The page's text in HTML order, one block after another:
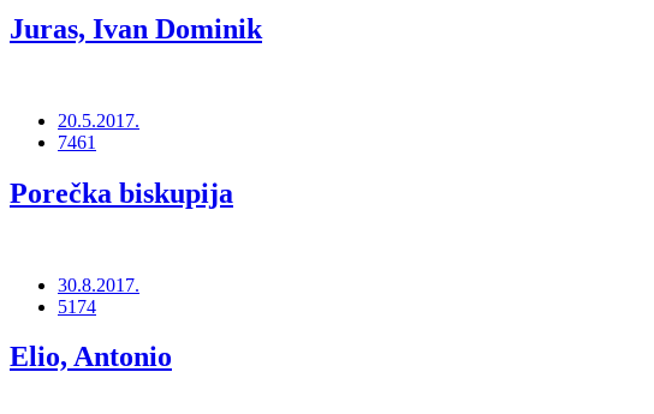
Juras, Ivan Dominik
20.5.2017.
7461
Porečka biskupija
30.8.2017.
5174
Elio, Antonio